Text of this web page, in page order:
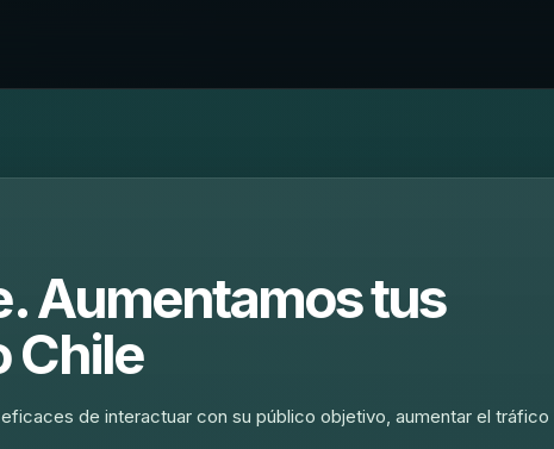
Aumentamos tus
Chile
de interactuar con su público objetivo, aumentar el tráfico